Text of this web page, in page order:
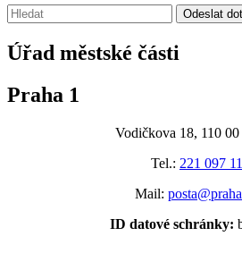
Vyhledávání:
Odeslat
Úřad městské části
Praha 1
Vodičkova 18, 110 00
Tel.: 221 097
Mail:
ID datové schránky: